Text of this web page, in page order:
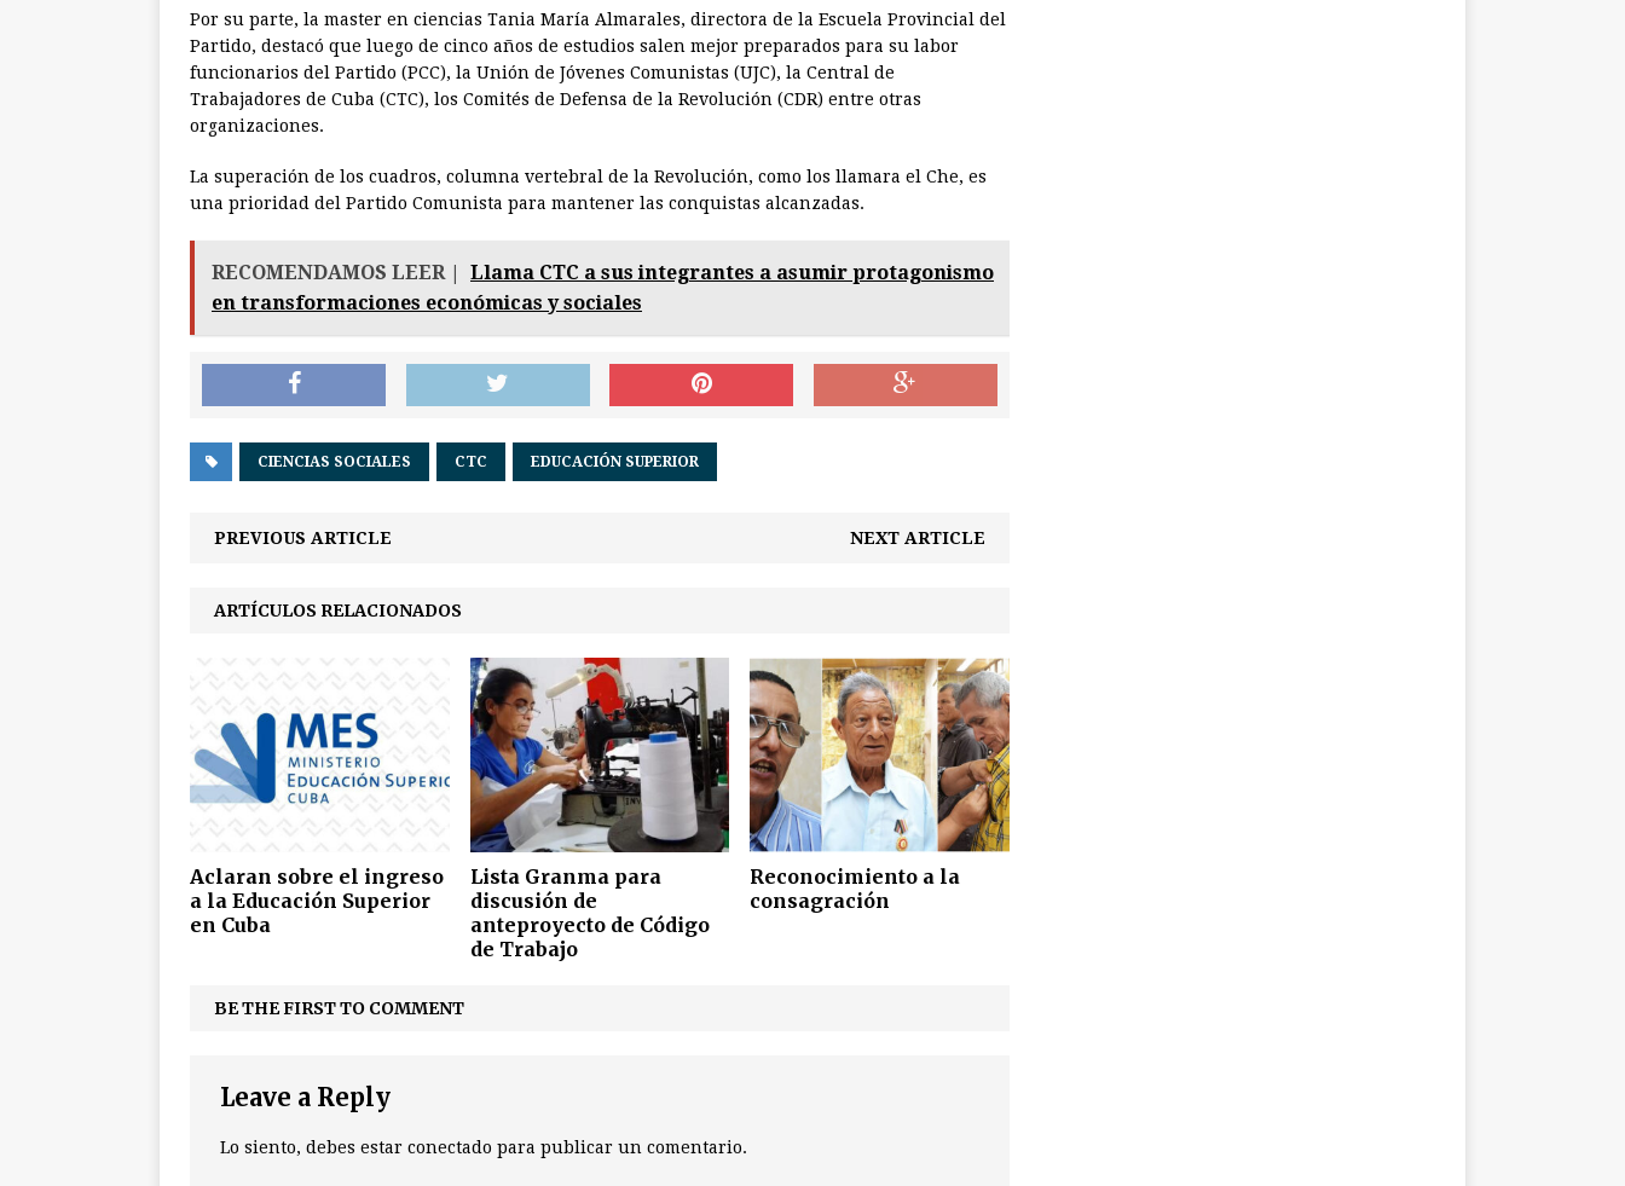
Por su parte, la master en ciencias Tania María Almarales, directora de la Escuela Provincial del
Partido, destacó que luego de cinco años de estudios salen mejor preparados para su labor
funcionarios del Partido (PCC), la Unión de Jóvenes Comunistas (UJC), la Central de
Trabajadores de Cuba (CTC), los Comités de Defensa de la Revolución (CDR) entre otras
organizaciones.
La superación de los cuadros, columna vertebral de la Revolución, como los llamara el Che, es
una prioridad del Partido Comunista para mantener las conquistas alcanzadas.
RECOMENDAMOS LEER |
Llama CTC a sus integrantes a asumir protagonismo
en transformaciones económicas y sociales
CIENCIAS SOCIALES CTC EDUCACIÓN SUPERIOR
PREVIOUS ARTICLE NEXT ARTICLE
ARTÍCULOS RELACIONADOS
Aclaran sobre el ingreso
a la Educación Superior
en Cuba
Lista Granma para
discusión de
anteproyecto de Código
de Trabajo
Reconocimiento a la
consagración
BE THE FIRST TO COMMENT
Leave a Reply
Lo siento, debes estar conectado para publicar un comentario.